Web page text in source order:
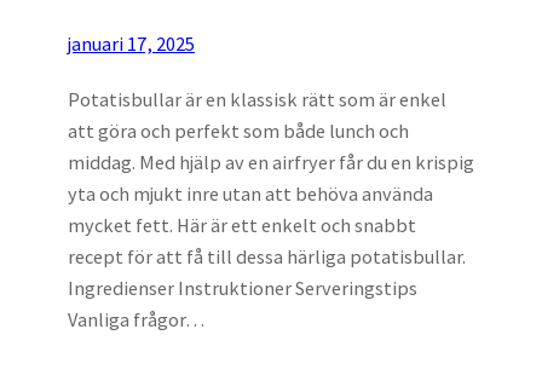
januari 17, 2025
Potatisbullar är en klassisk rätt som är enkel
att göra och perfekt som både lunch och
middag. Med hjälp av en airfryer får du en krispig
yta och mjukt inre utan att behöva använda
mycket fett. Här är ett enkelt och snabbt
recept för att få till dessa härliga potatisbullar.
Ingredienser Instruktioner Serveringstips
Vanliga frågor…